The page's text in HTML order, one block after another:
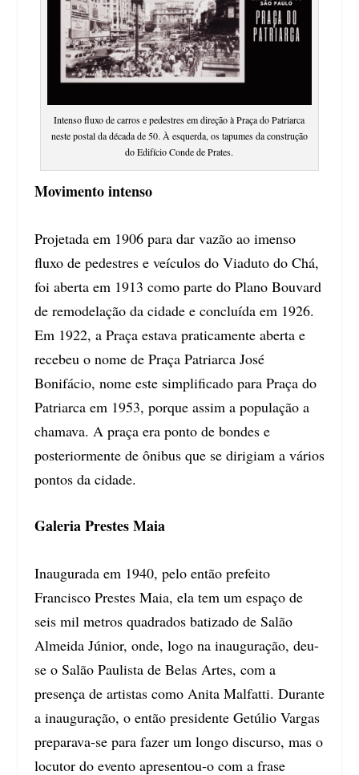
Intenso fluxo de carros e pedestres em direção à Praça do Patriarca
neste postal da década de 50. À esquerda, os tapumes da construção
do Edifício Conde de Prates.
Movimento intenso
Projetada em 1906 para dar vazão ao imenso
fluxo de pedestres e veículos do Viaduto do Chá,
foi aberta em 1913 como parte do Plano Bouvard
de remodelação da cidade e concluída em 1926.
Em 1922, a Praça estava praticamente aberta e
recebeu o nome de Praça Patriarca José
Bonifácio, nome este simplificado para Praça do
Patriarca em 1953, porque assim a população a
chamava. A praça era ponto de bondes e
posteriormente de ônibus que se dirigiam a vários
pontos da cidade.
Galeria Prestes Maia
Inaugurada em 1940, pelo então prefeito
Francisco Prestes Maia, ela tem um espaço de
seis mil metros quadrados batizado de Salão
Almeida Júnior, onde, logo na inauguração, deu-
se o Salão Paulista de Belas Artes, com a
presença de artistas como Anita Malfatti. Durante
a inauguração, o então presidente Getúlio Vargas
preparava-se para fazer um longo discurso, mas o
locutor do evento apresentou-o com a frase